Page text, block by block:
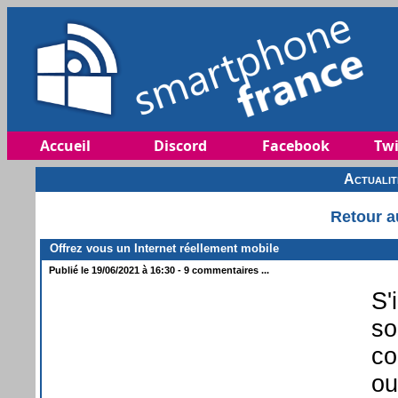
Accueil Discord Facebook
Retour
Offrez vous un Internet réellement mobile
Publié le 19/06/2021 à 16:30 - 9 commentaires ...